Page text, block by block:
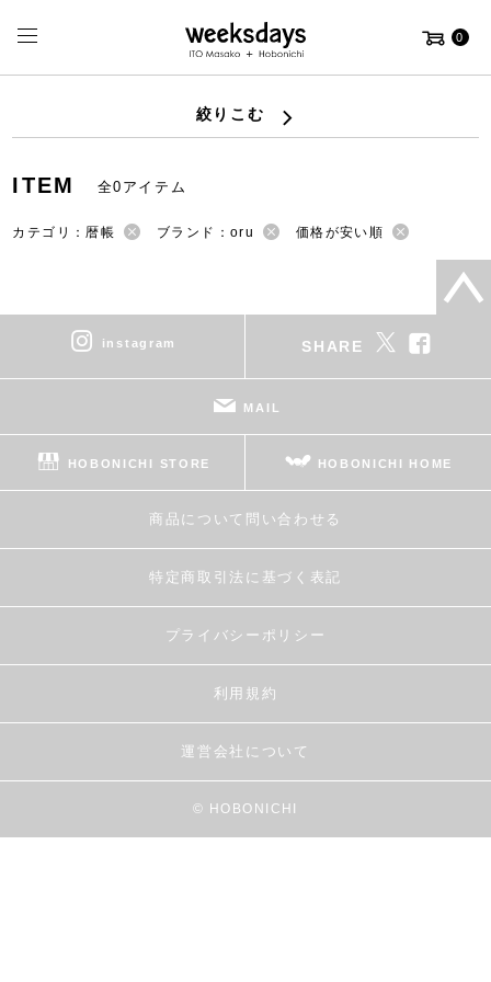
0
絞りこむ
ITEM 全0アイテム
カテゴリ：暦帳 ブランド：oru 価格が安い順
instagram SHARE
MAIL
HOBONICHI STORE HOBONICHI HOME
商品について問い合わせる
特定商取引法に基づく表記
プライバシーポリシー
利用規約
運営会社について
© HOBONICHI